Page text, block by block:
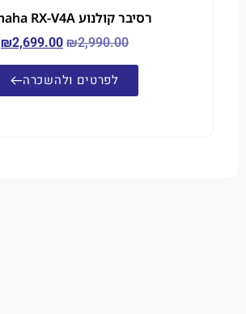
רסיבר קולנוע Yamaha RX-V4A
₪2,990.00
₪2,699.00
לפרטים ולהשכרה